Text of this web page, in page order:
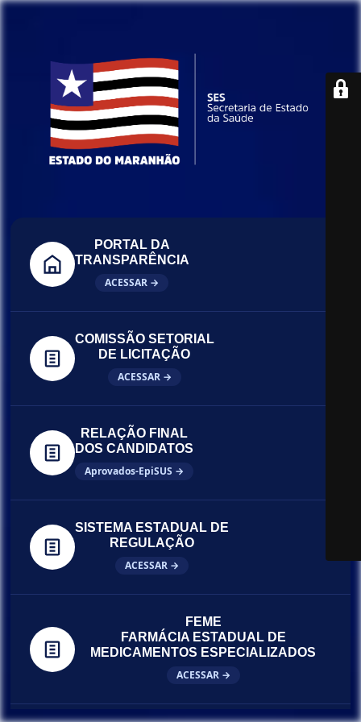
PORTAL DA
TRANSPARÊNCIA
ACESSAR →
COMISSÃO SETORIAL
DE LICITAÇÃO
ACESSAR →
RELAÇÃO FINAL
DOS CANDIDATOS
Aprovados-EpiSUS →
SISTEMA ESTADUAL DE
REGULAÇÃO
ACESSAR →
FEME
FARMÁCIA ESTADUAL DE
MEDICAMENTOS ESPECIALIZADOS
ACESSAR →